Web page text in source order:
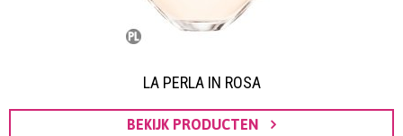
LA PERLA IN ROSA
BEKIJK PRODUCTEN